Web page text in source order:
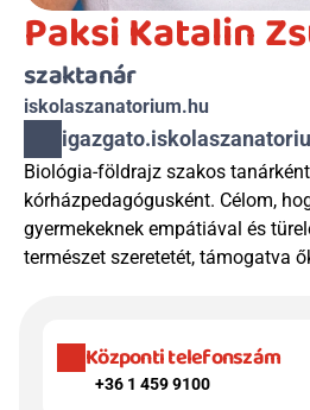
Paksi Katalin
szaktanár
iskolaszanatorium.hu
Biológia-földrajz szakos
kórházpedagógusként. Célom,
gyermekeknek empátiával és
természet szeretetét, támogatva
Központi telefonszám
+36 1 459 9100